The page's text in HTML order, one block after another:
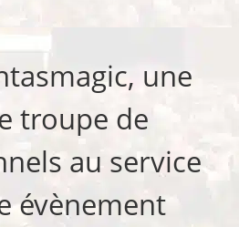
une
troupe de
au service
évènement